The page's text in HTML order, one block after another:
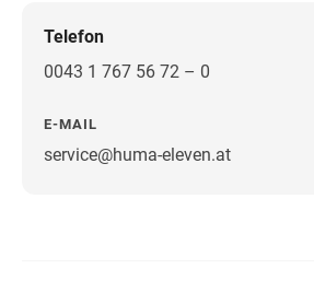
Telefon
0043 1 767 56 72 – 0
E-MAIL
service@huma-eleven.atWegbeschreibung